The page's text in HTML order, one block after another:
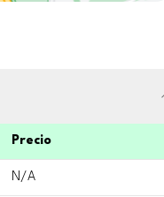
Precio
N/A